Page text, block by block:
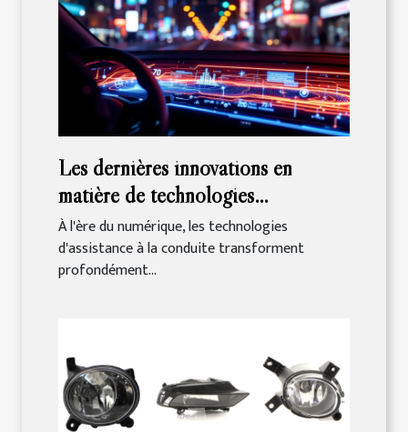
Les dernières innovations en
matière de technologies
d'assistance à la conduite
À l'ère du numérique, les technologies
d'assistance à la conduite transforment
profondément...